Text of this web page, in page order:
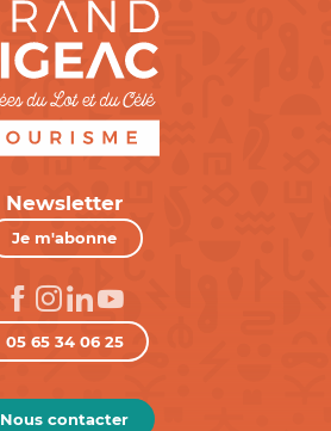
Newsletter
Je m'abonne
05 65 34 06 25
Nous contacter